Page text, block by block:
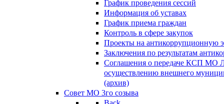
График проведения сессий
Информация об уставах
График приема граждан
Контроль в сфере закупок
Проекты на антикоррупционную
Заключения по результатам
Соглашения о передаче КСП МО
осуществлению внешнего
(архив)
Совет МО 3го созыва